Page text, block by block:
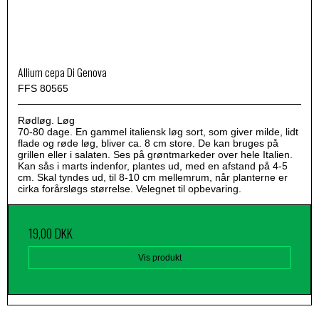
Allium cepa Di Genova
FFS 80565
Rødløg. Løg
70-80 dage. En gammel italiensk løg sort, som giver milde, lidt
flade og røde løg, bliver ca. 8 cm store. De kan bruges på
grillen eller i salaten. Ses på grøntmarkeder over hele Italien.
Kan sås i marts indenfor, plantes ud, med en afstand på 4-5
cm. Skal tyndes ud, til 8-10 cm mellemrum, når planterne er
cirka forårsløgs størrelse. Velegnet til opbevaring.
19,00 DKK
Vis produkt